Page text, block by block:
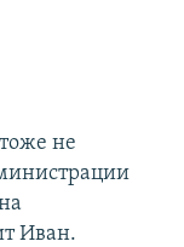
не
Иван.